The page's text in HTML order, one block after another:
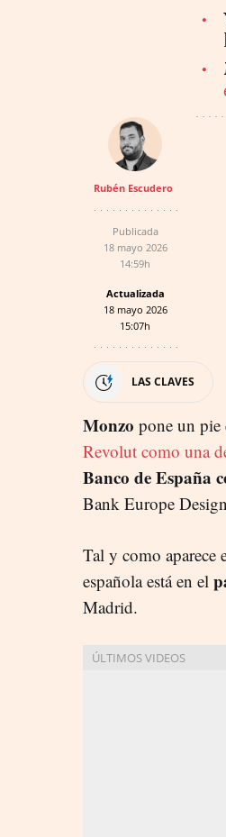
Rubén Escudero
Publicada
18 mayo 2026
14:59h
Actualizada
18 mayo 2026
15:07h
LAS CLAVES
Monzo pone un pie
Revolut como una
Banco de España
Bank Europe
Tal y como aparece
española está en el
Madrid.